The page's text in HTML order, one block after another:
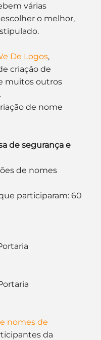
várias
o melhor,
De Logos,
criação de
muitos outros
de nome
de segurança e
de nomes
participaram: 60
nomes de
da